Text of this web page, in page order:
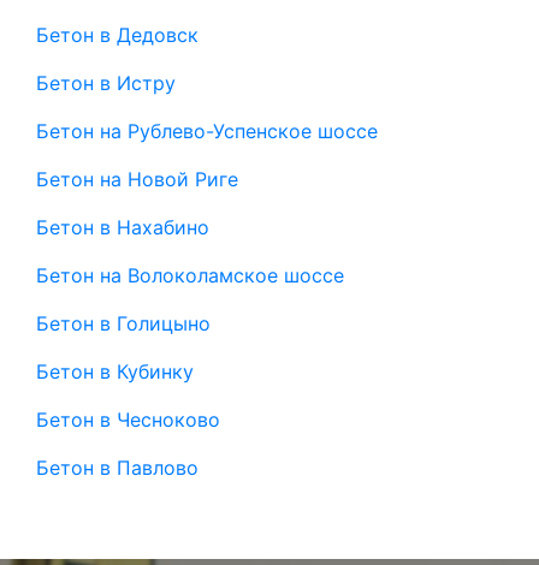
Бетон в Дедовск
Бетон в Истру
Бетон на Рублево-Успенское шоссе
Бетон на Новой Риге
Бетон в Нахабино
Бетон на Волоколамское шоссе
Бетон в Голицыно
Бетон в Кубинку
Бетон в Чесноково
Бетон в Павлово